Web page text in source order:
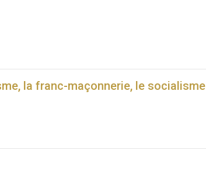
la franc-maçonnerie, le socialisme